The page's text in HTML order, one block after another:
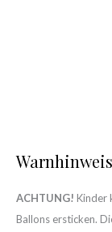
Warnhinweis
ACHTUNG! Kinder
Ballons ersticken.